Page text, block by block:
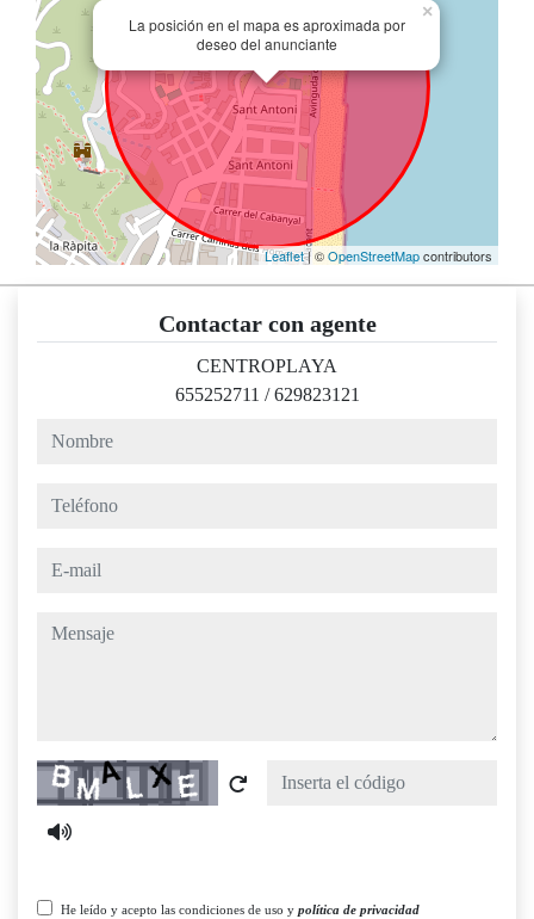
La posición en el mapa es aproximada por
deseo del anunciante
×
Leaflet| ©OpenStreetMapcontributors
Contactar con agente
CENTROPLAYA
655252711 /629823121
nombre
teléfono
e-mail
mensaje
Captcha
He leído y acepto las condiciones de uso y política de privacidad